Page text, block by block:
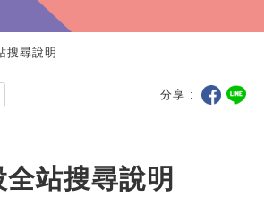
搜尋說明
分享
全站搜尋說明